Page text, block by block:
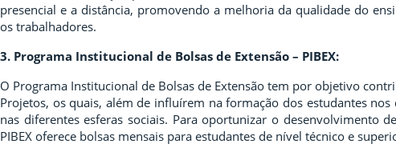
presencial e a distância, promovendo a melhoria da qualidade do
os trabalhadores.
3. Programa Institucional de Bolsas de Extensão – PIBEX:
O Programa Institucional de Bolsas de Extensão tem por objetivo
Projetos, os quais, além de influírem na formação dos estudantes
nas diferentes esferas sociais. Para oportunizar o desenvolvimento
PIBEX oferece bolsas mensais para estudantes de nível técnico e